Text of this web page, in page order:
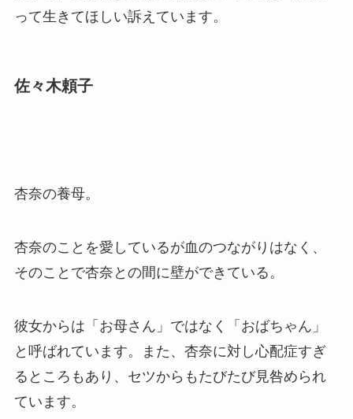
って生きてほしい訴えています。
佐々木頼子
杏奈の養母。
杏奈のことを愛しているが血のつながりはなく、
そのことで杏奈との間に壁ができている。
彼女からは「お母さん」ではなく「おばちゃん」
と呼ばれています。また、杏奈に対し心配症すぎ
るところもあり、セツからもたびたび見咎められ
ています。